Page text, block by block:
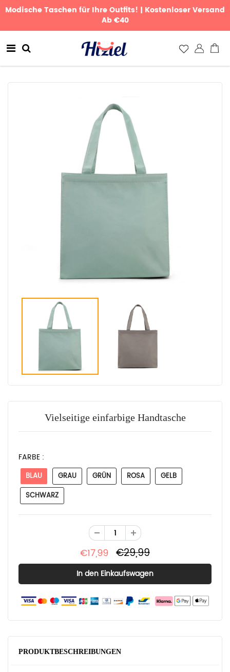
Modische Taschen für Ihre Outfits! | Kostenloser Versand
Ab €40
Vielseitige einfarbige Handtasche
FARBE :
BLAU GRAU GRÜN ROSA
GELB
SCHWARZ
€17,99 €29,99
PRODUKTBESCHREIBUNGEN